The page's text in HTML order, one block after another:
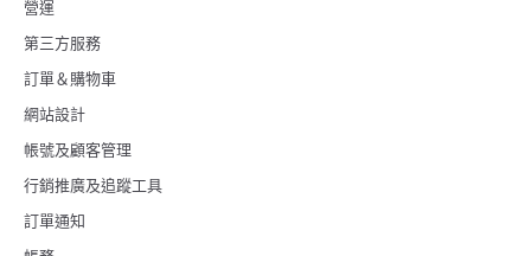
營運
第三方服務
訂單＆購物車
網站設計
帳號及顧客管理
行銷推廣及追蹤工具
訂單通知